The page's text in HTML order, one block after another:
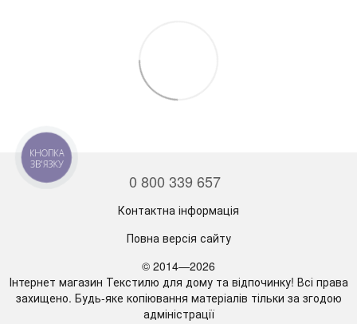
0 800 339 657
Контактна інформація
Повна версія сайту
© 2014—2026
Інтернет магазин Текстилю для дому та відпочинку! Всі права
захищено. Будь-яке копіювання матеріалів тільки за згодою
адміністрації
КНОПКА
ЗВ'ЯЗКУ